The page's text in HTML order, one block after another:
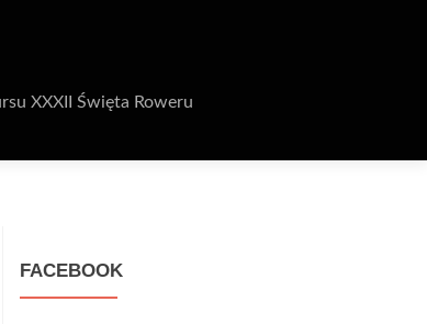
XXXII Święta Roweru
FACEBOOK